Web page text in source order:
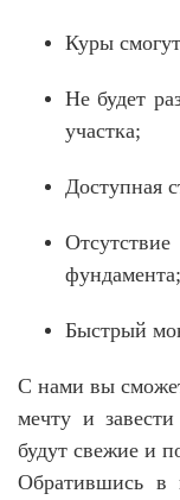
Куры
Не будет
участка;
Доступная
фундамента;
Быстрый
С нами вы
мечту и
будут свежие и
Обратившись